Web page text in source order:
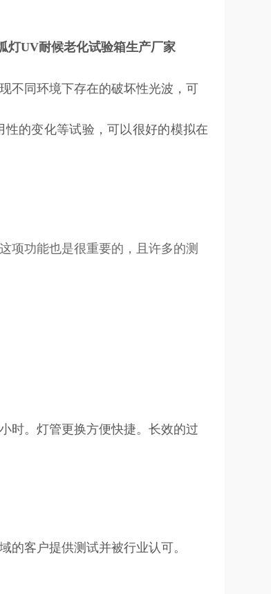
灯UV耐候老化试验箱生产厂家
不同环境下存在的破坏性光波，可
的变化等试验，可以很好的模拟在
项功能也是很重要的，且许多的测
时。灯管更换方便快捷。长效的过
的客户提供测试并被行业认可。